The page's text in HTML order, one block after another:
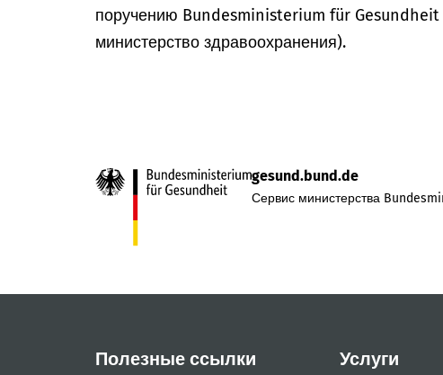
поручению Bundesministerium für Gesundheit
министерство здравоохранения).
gesund.bund.de
Сервис министерства
Полезные ссылки Услуги